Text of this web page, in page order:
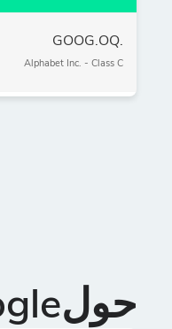
.GOOG.OQ
Alphabet Inc. - Class C
حولGoogle